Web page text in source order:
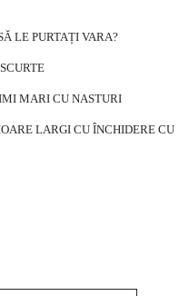
LE PURTAȚI VARA?
MARI CU NASTURI
LARGI CU ÎNCHIDERE CU